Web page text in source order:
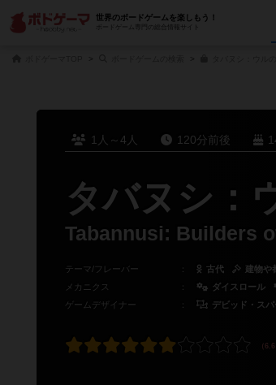
世界のボードゲームを楽しもう！
ボードゲーム専門の総合情報サイト
1人～4人 120分前後
タバヌシ：
Tabannusi: Builders
テーマ/フレーバー ： 古代
建物や
メカニクス
： ダイスロール
ゲームデザイナー
： デビッド・ス